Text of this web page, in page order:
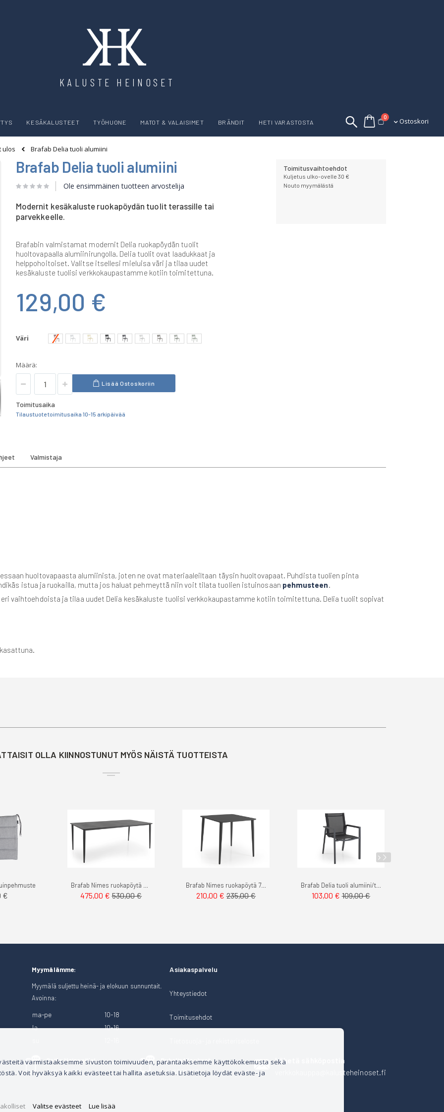
KALUSTE HEINOSET
Ostoskori
0tuotettaOstoskori
KESÄKALUSTEET TYÖHUONE MATOT & VALAISIMET BRÄNDIT HETI VARASTOSTA
ulos
Brafab Delia tuoli alumiini
Brafab Delia tuoli alumiini
Ole ensimmäinen tuotteen arvostelija
Modernit kesäkaluste ruokapöydän tuolit terassille tai
parvekkeelle.
Brafabin valmistamat modernit Delia ruokapöydän tuolit
huoltovapaalla alumiinirungolla. Delia tuolit ovat laadukkaat ja
helppohoitoiset. Valitse itsellesi mieluisa väri ja tilaa uudet
kesäkaluste tuolisi verkkokaupastamme kotiin toimitettuna.
129,00 €
Väri
Määrä:
Lisää Ostoskoriin
Toimitusaika
Tilaustuote toimitusaika 10-15 arkipäivää
Toimitusvaihtoehdot
Kuljetus ulko-ovelle 30 €
Nouto myymälästä
huoltovapaasta alumiinista, joten ne ovat materiaaleiltaan täysin huoltovapaat. Puhdista tuolien pinta
istua ja ruokailla, mutta jos haluat pehmeyttä niin voit tilata tuolien istuinosaan pehmusteen
vaihtoehdoista ja tilaa uudet Delia kesäkaluste tuolisi verkkokaupastamme kotiin toimitettuna. Delia tuolit sopivat
Valmistaja
OLLA KIINNOSTUNUT MYÖS NÄISTÄ TUOTTEISTA
€ 475,00 € 530,00 €
Brafab Nimes ruokapöytä 76cm
210,00 € 235,00 € 103,00 € 109,00 €
Myymälämme:
Myymälä suljettu heinä- ja elokuun sunnuntait.
Avoinna:
ma-pe
10-18
la
10-16
Asiakaspalvelu
Yhteystiedot
Toimitusehdot
Soita Heinosille!
040 528 1124
Puhelintilaukset
044 3001 399
Lähetä sähköpostia
verkkokauppa@kalusteheinoset.fi
varmistaaksemme sivuston toimivuuden, parantaaksemme käyttökokemusta sekä
Voit hyväksyä kaikki evästeet tai hallita asetuksia. Lisätietoja löydät eväste- ja
Valitse evästeet Lue lisää